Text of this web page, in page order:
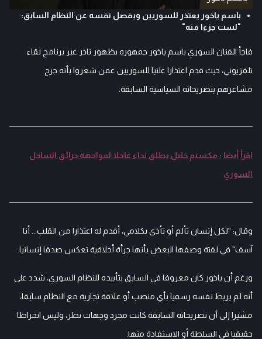
باسم ياخور يعتذر للسوريين ويفصل نفسه عن النظام السابق:
"لست جزءا منه"
فاجأ الفنان السوري باسم ياخور جمهوره بظهور نادر عبر برنامج لقاء
تلفزيوني، حيث قدم اعتذارا علنيا للسوريين عمن شعروا بأنه جرح
مشاعرهم بتصريحاته السياسية السابقة.
اقرأ أيضا : مكسيم خليل يطلق نداء عاجلا لمواجهة حرائق الساحل
السوري
وقال: "لكل إنسان تألم أو تأذى بكلامي، أقدم له اعتذارا من القلب... أنا
آسف" في لفتة وصفها البعض بأنها جرأة أخلاقية تعكس صدقا إنسانيا.
ورغم أن ياخور كان معروفا في السابق بتأييده للنظام السوري، شدد على
أنه لم يربط نفسه رسميا بأي منصب أو علاقة تجارية مع النظام سابقا،
مشيرا إلى أن تصريحاته السابقة كانت مجرد وجهات نظر، وليس انخراطا
حقيقيا في السلطة أو الاستفادة منها.